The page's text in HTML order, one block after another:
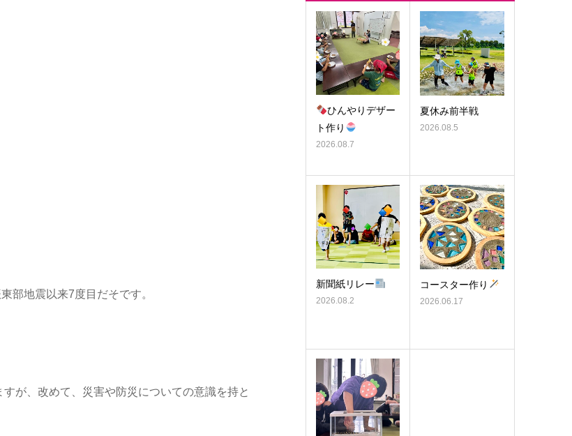
部地震以来7度目だそです。
が、改めて、災害や防災についての意識を持と
ひんやりデザー
ト作り
2026.08.7
夏休み前半戦
2026.08.5
新聞紙リレー
2026.08.2
コースター作り
2026.06.17